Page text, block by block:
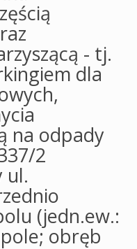
- tj.
dla
na odpady
2
ul.
(jedn.ew.:
obręb